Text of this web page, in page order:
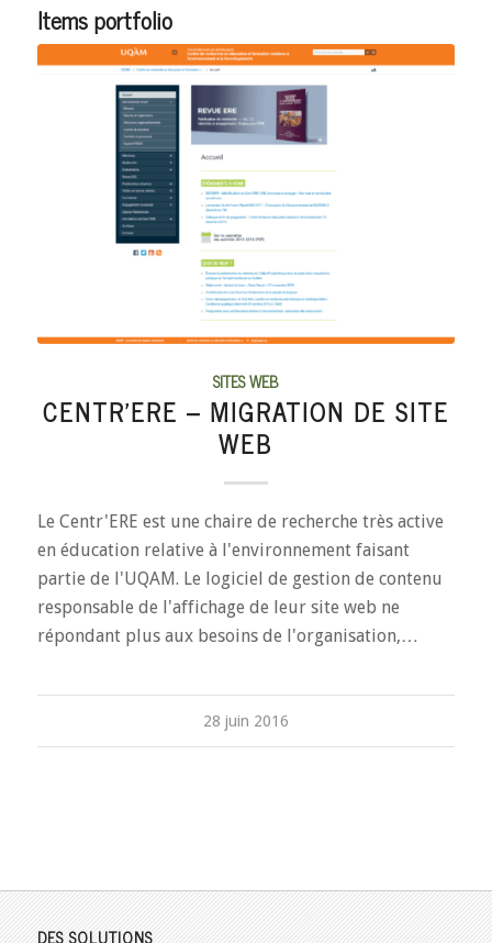
Items portfolio
SITES WEB
CENTR’ERE – MIGRATION DE SITE
WEB
Le Centr'ERE est une chaire de recherche très active
en éducation relative à l'environnement faisant
partie de l'UQAM. Le logiciel de gestion de contenu
responsable de l'affichage de leur site web ne
répondant plus aux besoins de l'organisation,…
28 juin 2016